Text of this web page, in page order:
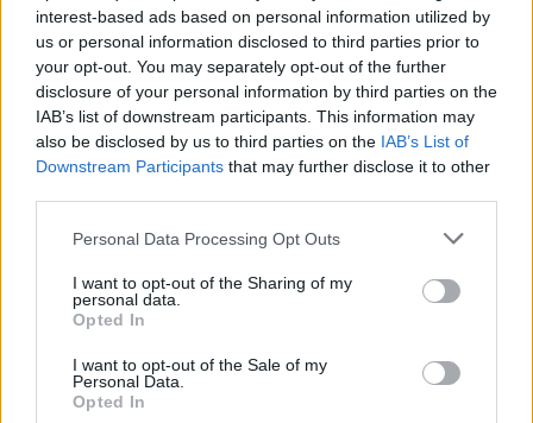
interest-based ads based on personal information utilized by
us or personal information disclosed to third parties prior to
your opt-out. You may separately opt-out of the further
disclosure of your personal information by third parties on the
IAB’s list of downstream participants. This information may
also be disclosed by us to third parties on the IAB’s List of
Downstream Participants that may further disclose it to other
Personal Data Processing Opt Outs
I want to opt-out of the Sharing of my
personal data.
Opted In
I want to opt-out of the Sale of my
Personal Data.
Opted In